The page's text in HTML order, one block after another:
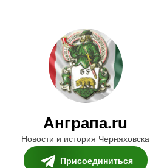
Анграпа.ru
Новости и история Черняховска
Присоединиться